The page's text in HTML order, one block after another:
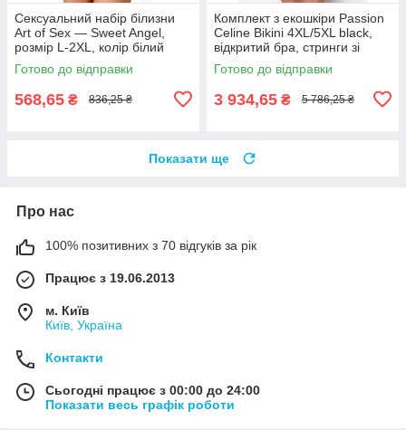
Сексуальний набір білизни
Art of Sex — Sweet Angel,
розмір L-2XL, колір білий
Готово до відправки
568,65 ₴ 836,25 ₴
Комплект з екошкіри Passion
Celine Bikini 4XL/5XL black,
відкритий бра, стринги зі
шнурівкою
Готово до відправки
3 934,65 ₴ 5 786,25 ₴
Показати ще
Про нас
100% позитивних з 70 відгуків за рік
Працює з 19.06.2013
м. Київ
Київ, Україна
Контакти
Сьогодні працює з 00:00 до 24:00
Показати весь графік роботи